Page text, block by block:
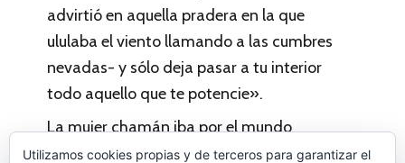
advirtió en aquella pradera en la que
ululaba el viento llamando a las cumbres
nevadas- y sólo deja pasar a tu interior
todo aquello que te potencie».
La mujer chamán iba por el mundo
regalando talismanes contra la
Utilizamos cookies propias y de terceros para garantizar el